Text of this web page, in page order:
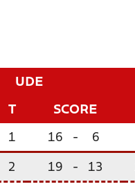
UDE
T SCORE
1 16 - 6
2 19 - 13